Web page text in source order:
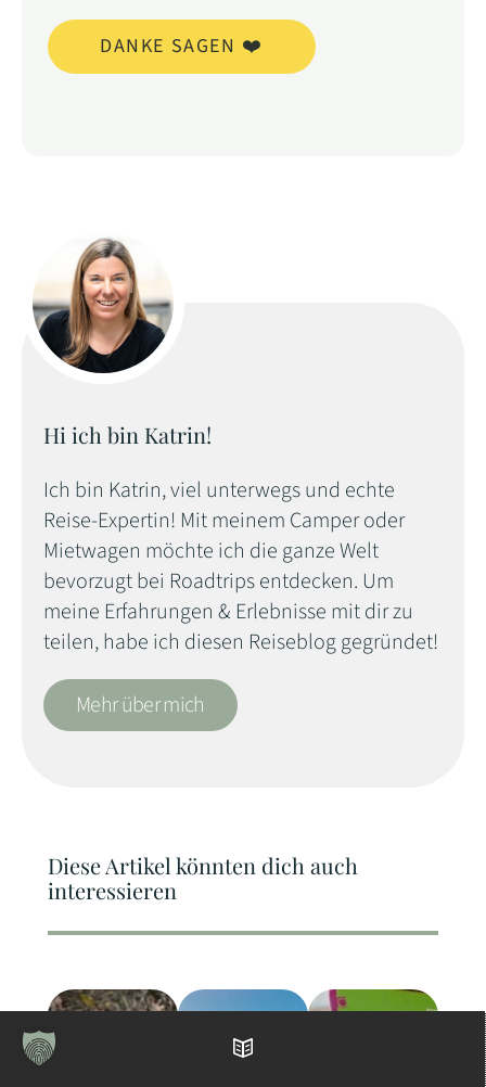
DANKE SAGEN ❤️
Hi ich bin Katrin!
Ich bin Katrin, viel unterwegs und echte
Reise-Expertin! Mit meinem Camper oder
Mietwagen möchte ich die ganze Welt
bevorzugt bei Roadtrips entdecken. Um
meine Erfahrungen & Erlebnisse mit dir zu
teilen, habe ich diesen Reiseblog gegründet!
Mehr über mich
Diese Artikel könnten dich auch
interessieren
Inhaltsverzeichnis